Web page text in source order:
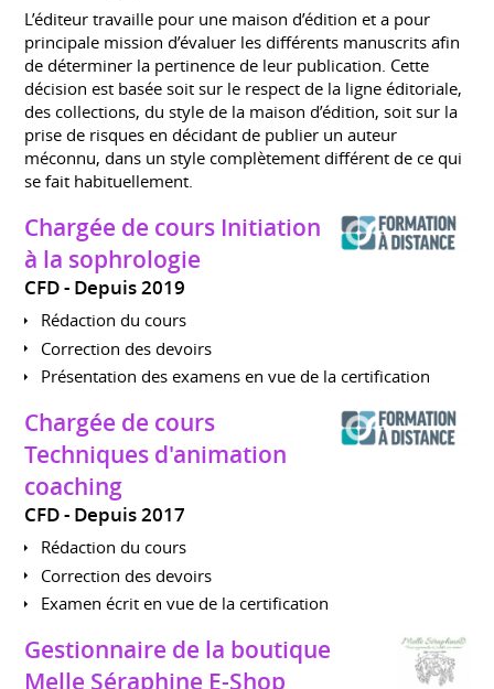
L’éditeur travaille pour une maison d’édition et a pour
principale mission d’évaluer les différents manuscrits afin
de déterminer la pertinence de leur publication. Cette
décision est basée soit sur le respect de la ligne éditoriale,
des collections, du style de la maison d’édition, soit sur la
prise de risques en décidant de publier un auteur
méconnu, dans un style complètement différent de ce qui
se fait habituellement.
Chargée de cours Initiation
à la sophrologie
CFD Depuis 2019
Rédaction du cours
Correction des devoirs
Présentation des examens en vue de la certification
Chargée de cours
Techniques d'animation
coaching
CFD Depuis 2017
Rédaction du cours
Correction des devoirs
Examen écrit en vue de la certification
Gestionnaire de la boutique
Melle Séraphine E-Shop